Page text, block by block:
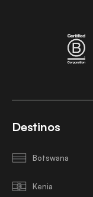
Destinos
Botswana
Kenia